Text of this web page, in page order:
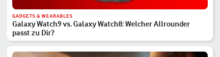
GADGETS & WEARABLES
Galaxy Watch9 vs. Galaxy Watch8: Welcher Allrounder
passt zu Dir?